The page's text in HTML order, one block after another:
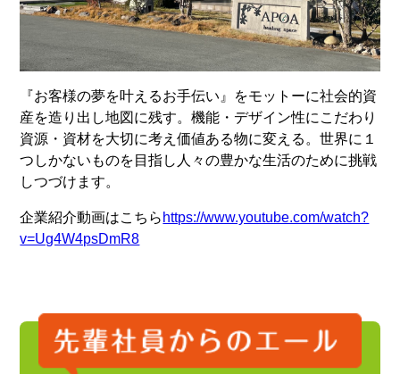
『お客様の夢を叶えるお手伝い』をモットーに社会的資
産を造り出し地図に残す。機能・デザイン性にこだわり
資源・資材を大切に考え価値ある物に変える。世界に１
つしかないものを目指し人々の豊かな生活のために挑戦
しつづけます。
企業紹介動画はこちら https://www.youtube.com/watch?
v=Ug4W4psDmR8